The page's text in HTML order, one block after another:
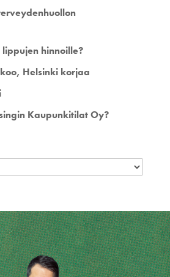
hinnoille?
Helsinki korjaa
Kaupunkitilat Oy?